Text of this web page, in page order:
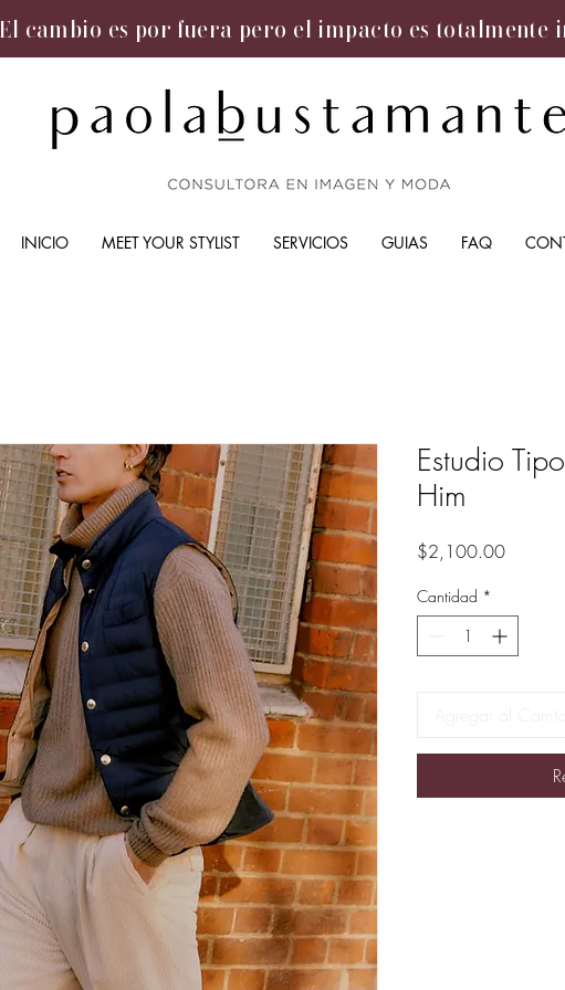
El cambio es por fuera pero el impacto es totalmente
INICIO MEET YOUR STYLIST SERVICIOS GUIAS FAQ
Estudio
Him
$2,100.00Precio
Cantidad *